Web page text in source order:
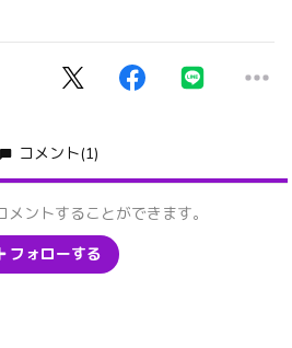
コメント(1)
メントすることができます。
フォローする